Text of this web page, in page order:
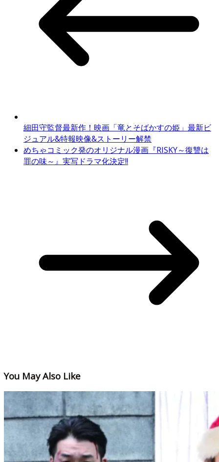
細田守監督最新作！映画「竜とそばかすの姫」最新ビ
ジュアル&特報映像&ストーリー解禁
めちゃコミック発のオリジナル漫画『RISKY～復讐は
罪の味～』実写ドラマ化決定!!
You May Also Like